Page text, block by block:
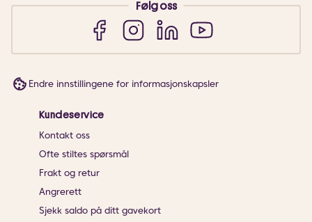
Følg oss
Endre innstillingene for informasjonskapsler
Kundeservice
Kontakt oss
Ofte stiltes spørsmål
Frakt og retur
Angrerett
Sjekk saldo på ditt gavekort